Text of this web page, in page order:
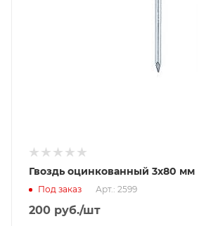
Гвоздь оцинкованный 3х80 мм
Под заказ Арт.: 2599
200 руб./шт